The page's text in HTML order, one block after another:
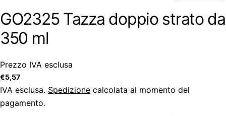
GO2325 Tazza doppio strato da
350 ml
Prezzo IVA esclusa
Prezzo
regolare
€5,57
IVA esclusa. Spedizione calcolata al momento del
pagamento.